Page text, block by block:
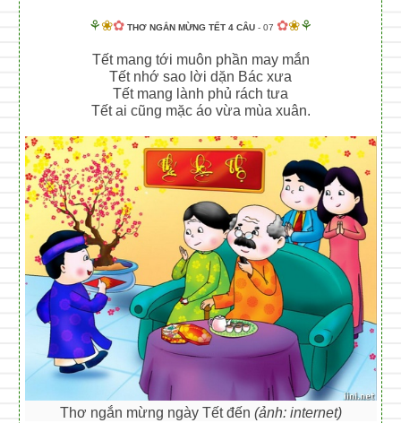
⚘❀✿ THƠ NGẮN MỪNG TẾT 4 CÂU - 07 ✿❀⚘
Tết mang tới muôn phần may mắn
Tết nhớ sao lời dặn Bác xưa
Tết mang lành phủ rách tưa
Tết ai cũng mặc áo vừa mùa xuân.
Thơ ngắn mừng ngày Tết đến (ảnh: internet)